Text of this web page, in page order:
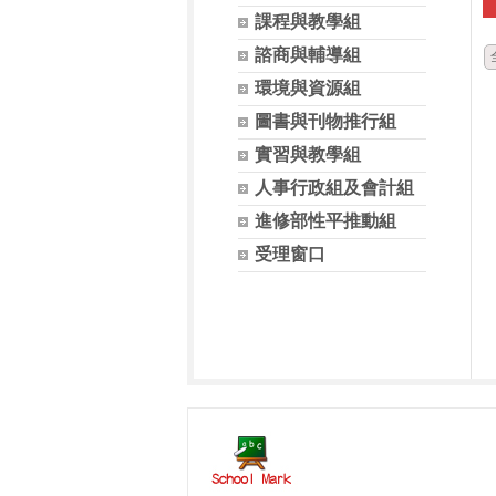
課程與教學組
諮商與輔導組
環境與資源組
圖書與刊物推行組
實習與教學組
人事行政組及會計組
進修部性平推動組
受理窗口